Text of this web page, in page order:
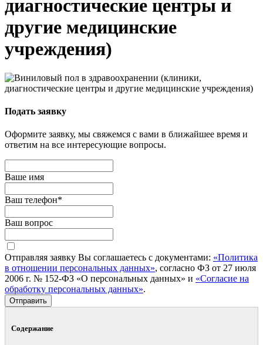
диагностические центры и
другие медицинские
учреждения)
Подать заявку
Оформите заявку, мы свяжемся с вами в ближайшее время и
ответим на все интересующие вопросы.
Ваше имя
Ваш телефон*
Ваш вопрос
Отправляя заявку Вы соглашаетесь с документами: «Политика
в отношении персональных данных», согласно ФЗ от 27 июля
2006 г. № 152-ФЗ «О персональных данных» и «Согласие на
обработку персональных данных».
Отправить
Содержание